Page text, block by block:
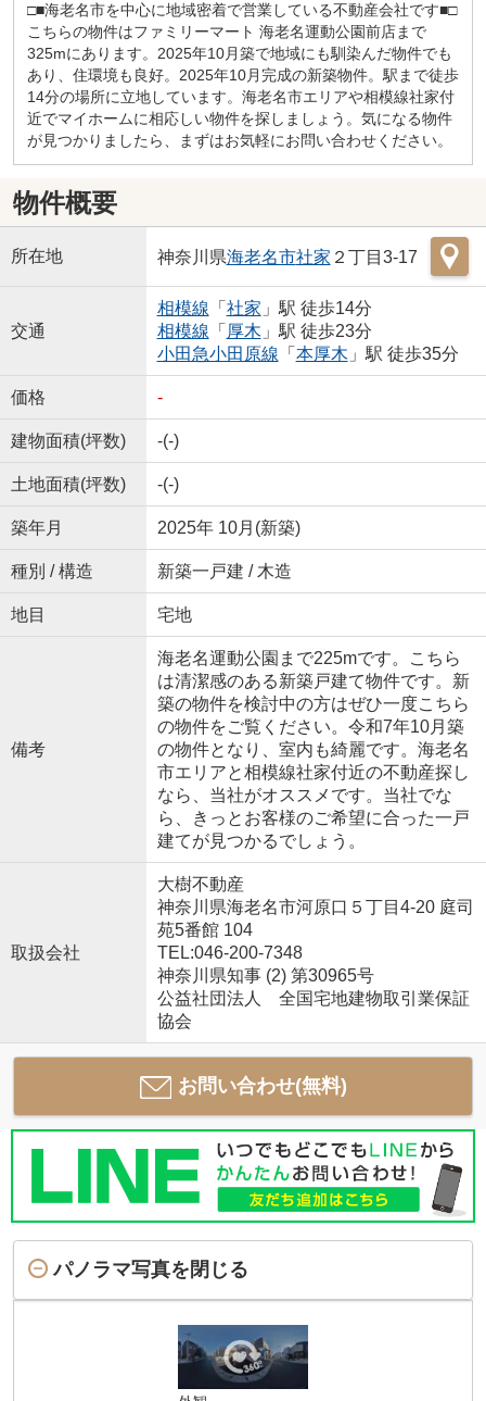
□■海老名市を中心に地域密着で営業している不動産会社です■□
こちらの物件はファミリーマート 海老名運動公園前店まで
325mにあります。2025年10月築で地域にも馴染んだ物件でも
あり、住環境も良好。2025年10月完成の新築物件。駅まで徒歩
14分の場所に立地しています。海老名市エリアや相模線社家付
近でマイホームに相応しい物件を探しましょう。気になる物件
が見つかりましたら、まずはお気軽にお問い合わせください。
物件概要
所在地 神奈川県海老名市社家 ２丁目3-17
交通
相模線 「 社家 」駅 徒歩14分
相模線 「 厚木 」駅 徒歩23分
小田急小田原線 「 本厚木 」駅 徒歩35分
価格 -
建物面積(坪数) -(-)
土地面積(坪数) -(-)
築年月 2025年 10月(新築)
種別 / 構造 新築一戸建 / 木造
地目 宅地
備考
海老名運動公園まで225mです。こちら
は清潔感のある新築戸建て物件です。新
築の物件を検討中の方はぜひ一度こちら
の物件をご覧ください。令和7年10月築
の物件となり、室内も綺麗です。海老名
市エリアと相模線社家付近の不動産探し
なら、当社がオススメです。当社でな
ら、きっとお客様のご希望に合った一戸
建てが見つかるでしょう。
取扱会社
大樹不動産
神奈川県海老名市河原口５丁目4-20 庭司
苑5番館 104
TEL:046-200-7348
神奈川県知事 (2) 第30965号
公益社団法人 全国宅地建物取引業保証
協会
お問い合わせ(無料)
パノラマ写真を閉じる